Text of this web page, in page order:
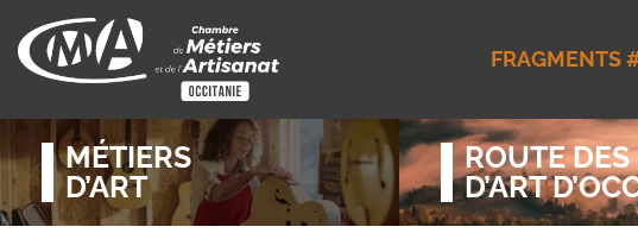
FRAGMENTS
MÉTIERS
D’ART
ROUTE
D’ART